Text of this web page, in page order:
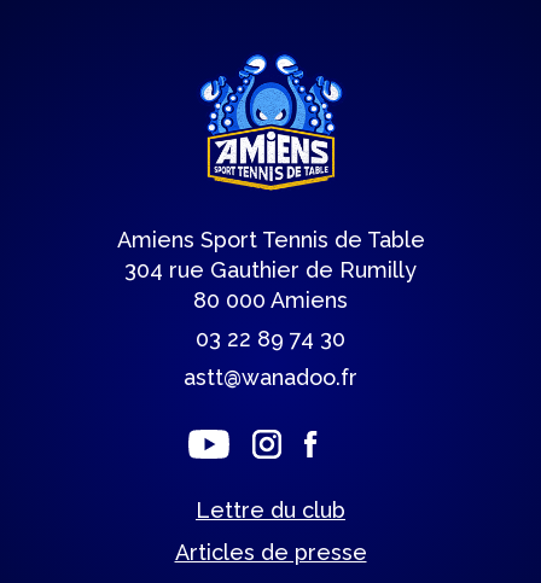
Amiens Sport Tennis de Table
304 rue Gauthier de Rumilly
80 000 Amiens
03 22 89 74 30
astt@wanadoo.fr
Lettre du club
Articles de presse